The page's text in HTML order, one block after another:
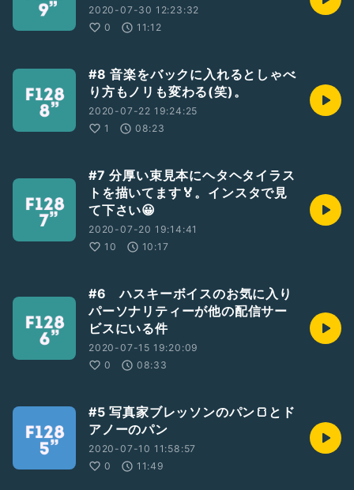
2020-07-30 12:23:32
0
11:12
#8 音楽をバックに入れるとしゃべ
り方もノリも変わる(笑)。
2020-07-22 19:24:25
1
08:23
#7 分厚い束見本にヘタヘタイラス
トを描いてます🏅。インスタで見
て下さい😀
2020-07-20 19:14:41
10
10:17
#6 ハスキーボイスのお気に入り
パーソナリティーが他の配信サー
ビスにいる件
2020-07-15 19:20:09
0
08:33
#5 写真家ブレッソンのパン🍞とド
アノーのパン
2020-07-10 11:58:57
0
11:49